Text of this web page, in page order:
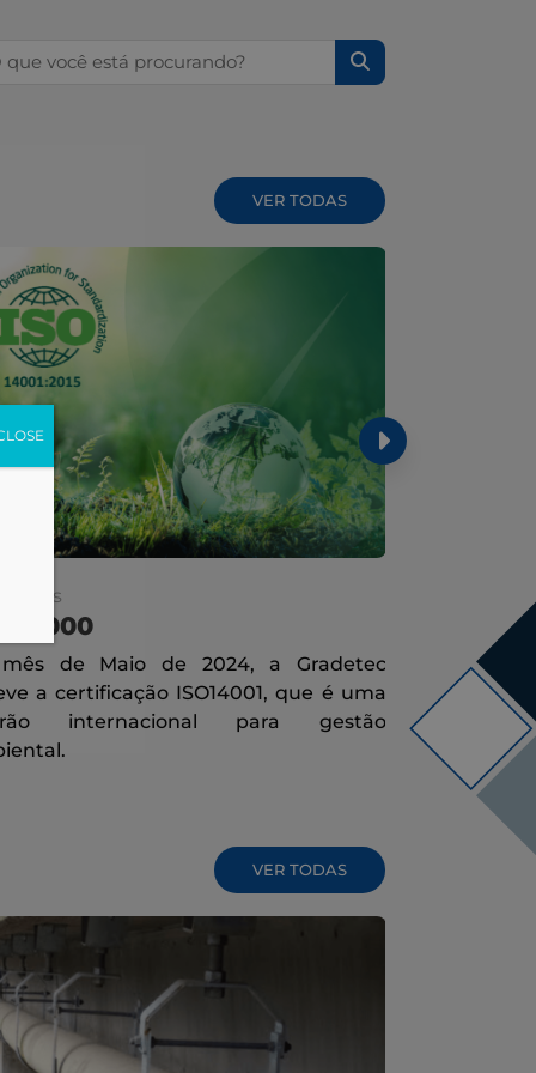
por:
VER TODAS
14000
de Maio de 2024, a Gradetec
a certificação ISO14001, que é uma
internacional para gestão
FEIMEC
A FEIMEC
e
e a
VER TODAS